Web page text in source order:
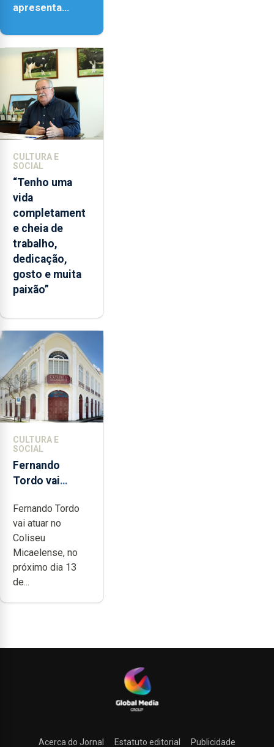
apresenta
Paisagem’
CULTURA E
SOCIAL
“Tenho uma
vida
completament
e cheia de
trabalho,
dedicação,
gosto e muita
paixão”
CULTURA E
SOCIAL
Fernando
Tordo vai
anos de
carreira no
Coliseu
Micaelense
Fernando Tordo
vai atuar no
Coliseu
Micaelense, no
próximo dia 13
de...
Acerca do Jornal Estatuto editorial Publicidade